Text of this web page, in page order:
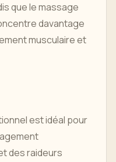
que le massage
davantage
musculaire et
est idéal pour
des raideurs